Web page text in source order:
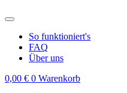
So funktioniert's
FAQ
Über uns
0,00 € 0 Warenkorb